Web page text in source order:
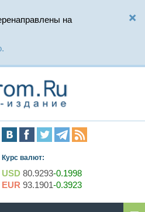
на
Курс валют:
USD 80.9293-0.1998
EUR 93.1901-0.3923